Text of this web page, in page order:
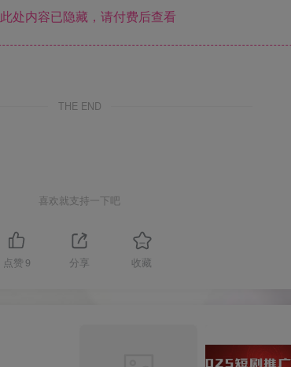
此处内容已隐藏，请付费后查看
THE END
喜欢就支持一下吧
点赞 9 分享 收藏